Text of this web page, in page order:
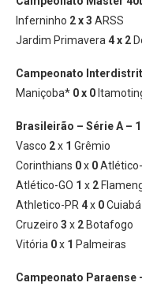
Inferninho 2 x 3 ARSS
Jardim Primavera 4 x 2
Campeonato
Maniçoba* 0 x 0
Brasileirão – Série A –
Vasco 2x 1 Grêmio
Corinthians 0x 0
Atlético-GO 1 x 2
Athletico-PR 4x 0Cuiabá
Cruzeiro 3 x 2 Botafogo
Vitória 0x 1 Palmeiras
Campeonato Paraense